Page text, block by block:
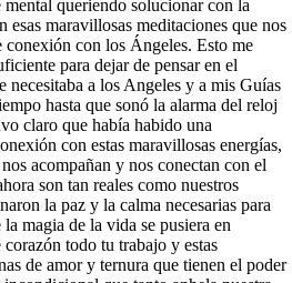
queriendo solucionar con la
esas maravillosas meditaciones que nos
conexión con los Ángeles. Esto me
para dejar de pensar en el
necesitaba a los Angeles y a mis Guías
hasta que sonó la alarma del reloj
claro que había habido una
con estas maravillosas energías,
acompañan y nos conectan con el
son tan reales como nuestros
la paz y la calma necesarias para
magia de la vida se pusiera en
todo tu trabajo y estas
de amor y ternura que tienen el poder